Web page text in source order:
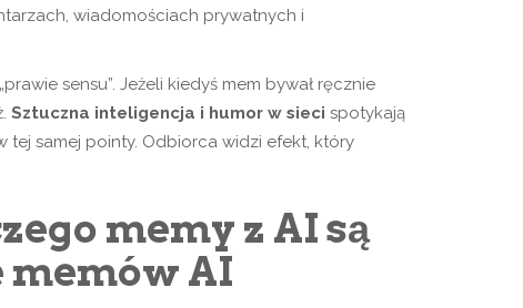
wiadomościach prywatnych i
sensu”. Jeżeli kiedyś mem bywał ręcznie
Sztuczna inteligencja i humor w sieci spotykają
tej samej pointy. Odbiorca widzi efekt, który
memy z AI są
AI